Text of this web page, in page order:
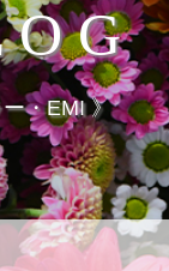
G
・EMI 》